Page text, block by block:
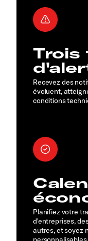
Trois
Recevez des
évoluent,
conditions
Planifiez votre
d'entreprises,
autres, et soyez